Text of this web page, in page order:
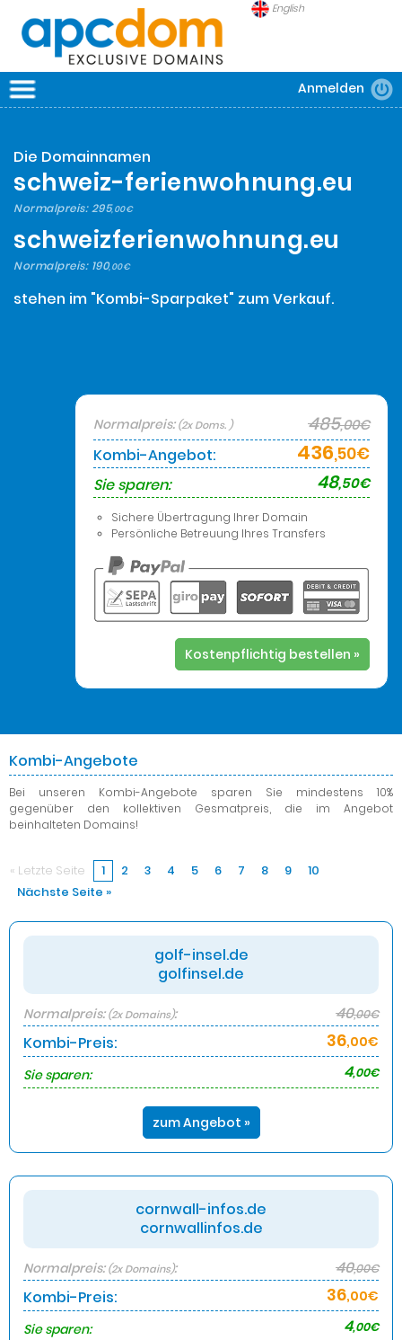
English
SICHERHEIT
Anmelden
Die Domainnamen
schweiz-ferienwohnung.eu
Normalpreis:295,00€
schweizferienwohnung.eu
Normalpreis: 190,00€
stehen im "Kombi-Sparpaket" zum Verkauf.
Normalpreis:(2x Doms. ) 485,00€
Kombi-Angebot: 436,50€
Sie sparen: 48,50€
Sichere Übertragung Ihrer Domain
Persönliche Betreuung Ihres Transfers
Kostenpflichtig bestellen »
Kombi-Angebote
Bei unseren Kombi-Angebote sparen Sie mindestens 10%
gegenüber den kollektiven Gesmatpreis, die im Angebot
beinhalteten Domains!
« Letzte Seite 1 2 3 4 5 6 7 8 9
10
Nächste Seite »
golf-insel.de
golfinsel.de
Normalpreis:(2x Domains): 40,00€
Kombi-Preis: 36,00€
Sie sparen:
4,00€
zum Angebot »
cornwall-infos.de
cornwallinfos.de
Normalpreis:(2x Domains): 40,00€
Kombi-Preis: 36,00€
Sie sparen:
4,00€